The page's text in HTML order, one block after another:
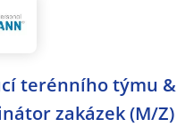
terénního týmu &
zakázek (M/Z)